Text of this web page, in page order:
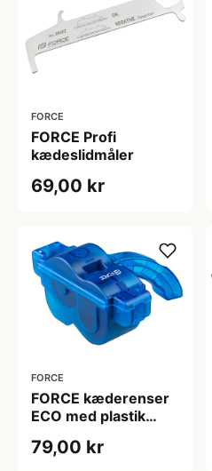
FORCE
FORCE Profi
kædeslidmåler
69,00 kr
FORCE
FORCE kæderenser
ECO med plastik
79,00 kr